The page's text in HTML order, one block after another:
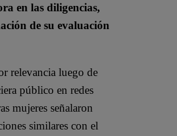
en las diligencias,
de su evaluación
relevancia luego de
público en redes
mujeres señalaron
similares con el